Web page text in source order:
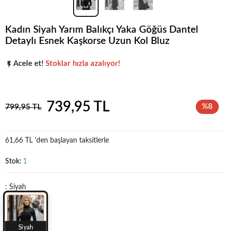
Kadın Siyah Yarım Balıkçı Yaka Göğüs Dantel
Detaylı Esnek Kaşkorse Uzun Kol Bluz
Popüler seçim! Gardırobunuz için harika bir tercih.
Acele et! Stoklar hızla azalıyor!
799,95 TL 739,95 TL %8
61,66 TL 'den başlayan taksitlerle
Stok: 1
: Siyah
Siyah